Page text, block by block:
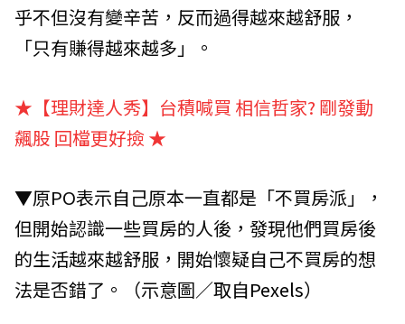
乎不但沒有變辛苦，反而過得越來越舒服，
「只有賺得越來越多」。
★【理財達人秀】台積喊買 相信哲家? 剛發動
飆股 回檔更好撿 ★
▼原PO表示自己原本一直都是「不買房派」，
但開始認識一些買房的人後，發現他們買房後
的生活越來越舒服，開始懷疑自己不買房的想
法是否錯了。（示意圖／取自Pexels）